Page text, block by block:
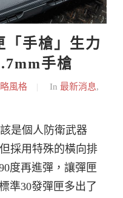
「手槍」生力
手槍
風格 In 最新消息,
是個人防衛武器
採用特殊的橫向排
度再進彈，讓彈匣
準30發彈匣多出了